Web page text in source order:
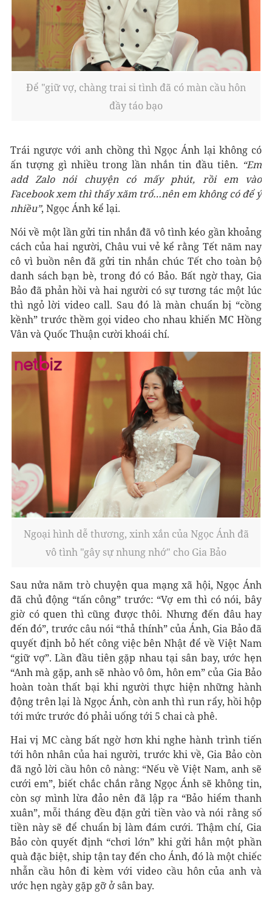
Để "giữ vợ, chàng trai si tình đã có màn cầu hôn
đầy táo bạo
Trái ngược với anh chồng thì Ngọc Ánh lại không có
ấn tượng gì nhiều trong lần nhắn tin đầu tiên. “Em
add Zalo nói chuyện có mấy phút, rồi em vào
Facebook xem thì thấy xăm trổ…nên em không có để ý
nhiều”, Ngọc Ánh kể lại.
Nói về một lần gửi tin nhắn đã vô tình kéo gần khoảng
cách của hai người, Châu vui vẻ kể rằng Tết năm nay
cô vì buồn nên đã gửi tin nhắn chúc Tết cho toàn bộ
danh sách bạn bè, trong đó có Bảo. Bất ngờ thay, Gia
Bảo đã phản hồi và hai người có sự tương tác một lúc
thì ngỏ lời video call. Sau đó là màn chuẩn bị “cồng
kềnh” trước thềm gọi video cho nhau khiến MC Hồng
Vân và Quốc Thuận cười khoái chí.
Ngoại hình dễ thương, xinh xắn của Ngọc Ánh đã
vô tình "gây sự nhung nhớ" cho Gia Bảo
Sau nửa năm trò chuyện qua mạng xã hội, Ngọc Ánh
đã chủ động “tấn công” trước: “Vợ em thì có nói, bây
giờ có quen thì cũng được thôi. Nhưng đến đâu hay
đến đó”, trước câu nói “thả thính” của Ánh, Gia Bảo đã
quyết định bỏ hết công việc bên Nhật để về Việt Nam
“giữ vợ”. Lần đầu tiên gặp nhau tại sân bay, ước hẹn
“Anh mà gặp, anh sẽ nhào vô ôm, hôn em” của Gia Bảo
hoàn toàn thất bại khi người thực hiện những hành
động trên lại là Ngọc Ánh, còn anh thì run rẩy, hồi hộp
tới mức trước đó phải uống tới 5 chai cà phê.
Hai vị MC càng bất ngờ hơn khi nghe hành trình tiến
tới hôn nhân của hai người, trước khi về, Gia Bảo còn
đã ngỏ lời cầu hôn cô nàng: “Nếu về Việt Nam, anh sẽ
cưới em”, biết chắc chắn rằng Ngọc Ánh sẽ không tin,
còn sợ mình lừa đảo nên đã lập ra “Bảo hiểm thanh
xuân”, mỗi tháng đều đặn gửi tiền vào và nói rằng số
tiền này sẽ để chuẩn bị làm đám cưới. Thậm chí, Gia
Bảo còn quyết định “chơi lớn” khi gửi hẳn một phần
quà đặc biệt, ship tận tay đến cho Ánh, đó là một chiếc
nhẫn cầu hôn đi kèm với video cầu hôn của anh và
ước hẹn ngày gặp gỡ ở sân bay.